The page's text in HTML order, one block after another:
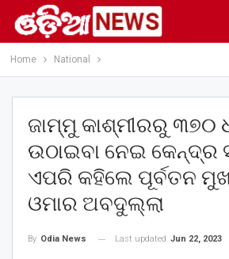
Home National
ଜାମ୍ମୁ କାଶ୍ମୀରରୁ ୩୭୦
ଉଠାଇବା ନେଇ
ଏପରି କହିଲେ ପୂର୍ବତନ
ଓମାର ଅବଦୁଲ୍ଲା
By Odia News Last updated Jun 22, 2023